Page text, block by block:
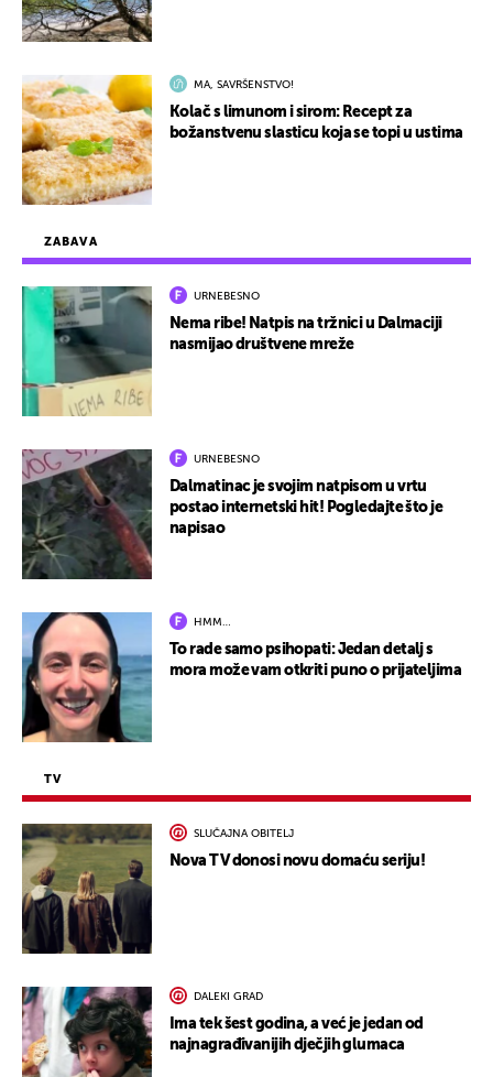
ZABAVA
URNEBESNO
Nema ribe! Natpis na tržnici u Dalmaciji
nasmijao društvene mreže
URNEBESNO
Dalmatinac je svojim natpisom u vrtu
postao internetski hit! Pogledajte što je
napisao
HMM…
To rade samo psihopati: Jedan detalj s
mora može vam otkriti puno o prijateljima
TV
SLUČAJNA OBITELJ
Nova TV donosi novu domaću seriju!
DALEKI GRAD
Ima tek šest godina, a već je jedan od
najnagrađivanijih dječjih glumaca
MA, SAVRŠENSTVO!
Kolač s limunom i sirom: Recept za
božanstvenu slasticu koja se topi u ustima